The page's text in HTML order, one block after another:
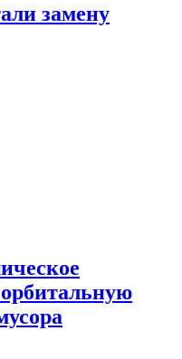
замену
орбитальную